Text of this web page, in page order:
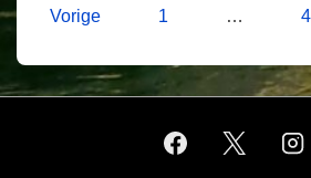
Berichten
Vorige 1 … 4